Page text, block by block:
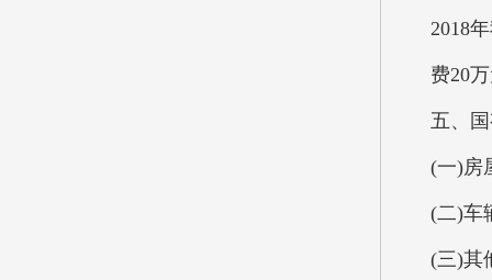
2018
费20
五、
(一)房
(二)车
(三)其